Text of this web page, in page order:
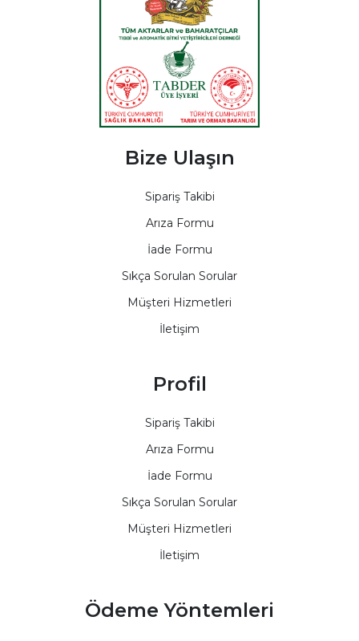
Bize Ulaşın
Sipariş Takibi
Arıza Formu
İade Formu
Sıkça Sorulan Sorular
Müşteri Hizmetleri
İletişim
Profil
Sipariş Takibi
Arıza Formu
İade Formu
Sıkça Sorulan Sorular
Müşteri Hizmetleri
İletişim
Ödeme Yöntemleri